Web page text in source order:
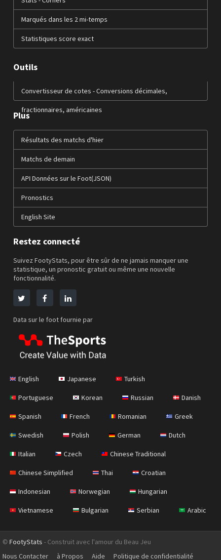
Marqués dans les 2 mi-temps
Statistiques score exact
Outils
Convertisseur de cotes - Conversions décimales,
fractionnaires, américaines
Plus
Résultats des matchs d'hier
Matchs de demain
API Données sur le Foot(JSON)
Pronostics
English Site
Restez connecté
Suivez FootyStats, pour être sûr de ne jamais manquer une
statistique, un pronostic gratuit ou même une nouvelle
fonctionnalité.
Data sur le foot fournie par
English Japanese Turkish
Portuguese Korean Russian Danish
Spanish French Romanian Greek
Swedish Polish German Dutch
Italian Czech Chinese Traditional
Chinese Simplified Thai Croatian
Indonesian Norwegian Hungarian
Vietnamese Bulgarian Serbian Arabic
© FootyStats - Construit avec l'amour du Beau Jeu
Nous Contacter
à Propos Aide Politique de confidentialité